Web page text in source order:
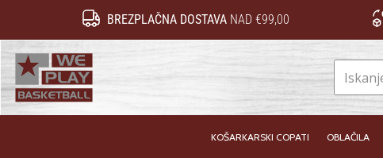
BREZPLAČNA DOSTAVA NAD €99,00
KOŠARKARSKI COPATI OBLAČILA